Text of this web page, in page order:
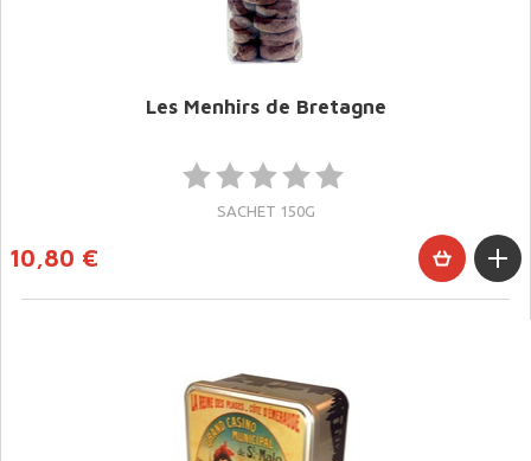
Les Menhirs de Bretagne
SACHET 150G
10,80 €